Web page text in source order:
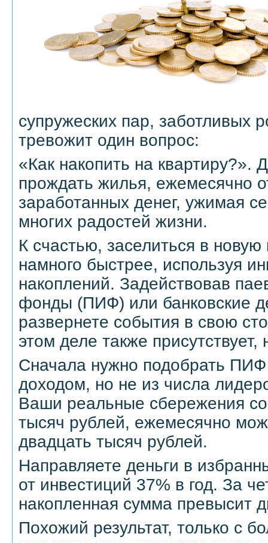
супружеских пар, заботливых
тревожит один вопрос:
«Как накопить на квартиру?».
прождать жилья, ежемесячно
заработанных денег, ужимая
многих радостей жизни.
К счастью, заселиться в новую
намного быстрее, используя
накоплений. Задействовав
фонды (ПИФ) или банковские
развернете события в свою
этом деле также присутствует,
Сначала нужно подобрать
доходом, но не из числа
Ваши реальные сбережения
тысяч рублей, ежемесячно
двадцать тысяч рублей.
Направляете деньги в
от инвестиций 37% в год. За
накопленная сумма превысит
Похожий результат, только с